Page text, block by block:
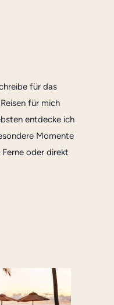
für das
für mich
entdecke ich
Momente
oder direkt